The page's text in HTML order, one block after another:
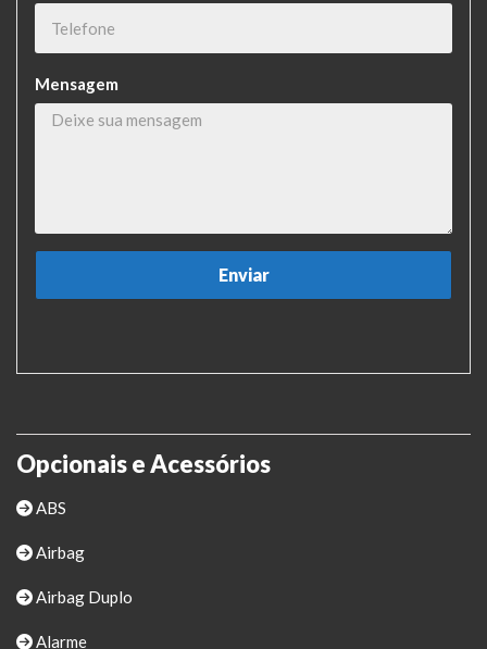
Mensagem
Opcionais e Acessórios
ABS
Airbag
Airbag Duplo
Alarme